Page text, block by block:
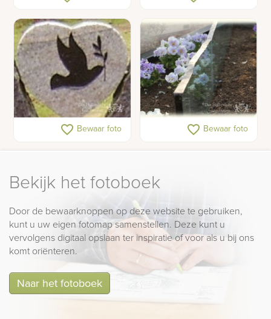
grafmonument in RVS en
glas
Detail van een granieten
grafmonument
favorite_border Bewaar foto Glazen grafmonument
favorite_border Bewaar foto
Bekijk het fotoboek
Door de bewaarknoppen op deze website te gebruiken,
kunt u uw eigen fotomap samenstellen. Deze kunt u
vervolgens digitaal opslaan ter inspiratie of voor als u bij ons
komt oriënteren.
Naar het fotoboek